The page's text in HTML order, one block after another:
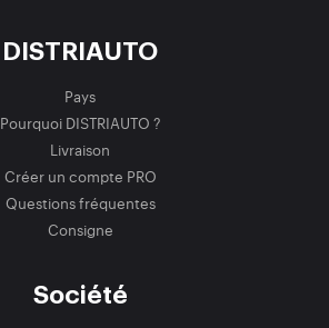
DISTRIAUTO
Pays
Pourquoi DISTRIAUTO ?
Livraison
Créer un compte PRO
Questions fréquentes
Consigne
Société